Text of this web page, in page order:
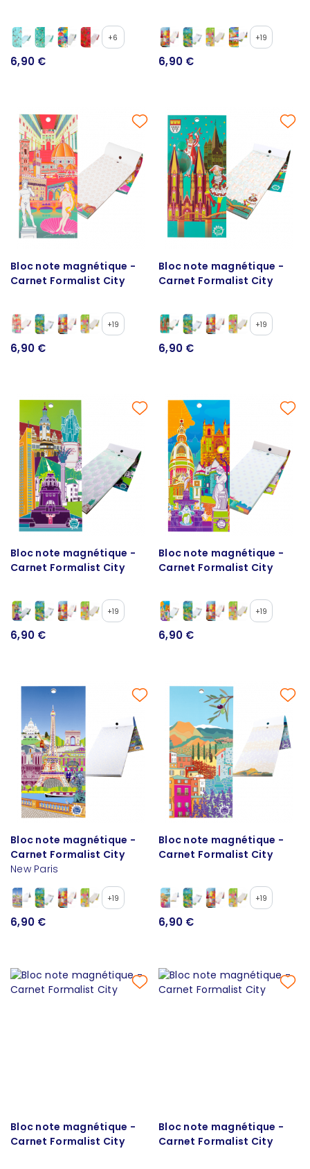
+6
6,90 €
+19
6,90 €
Bloc note magnétique -
Carnet Formalist City
+19
6,90 €
Bloc note magnétique -
Carnet Formalist City
+19
6,90 €
Bloc note magnétique -
Carnet Formalist City
+19
6,90 €
Bloc note magnétique -
Carnet Formalist City
+19
6,90 €
Bloc note magnétique -
Carnet Formalist City
New Paris
+19
6,90 €
Bloc note magnétique -
Carnet Formalist City
+19
6,90 €
Bloc note magnétique -
Carnet Formalist City
Bloc note magnétique -
Carnet Formalist City